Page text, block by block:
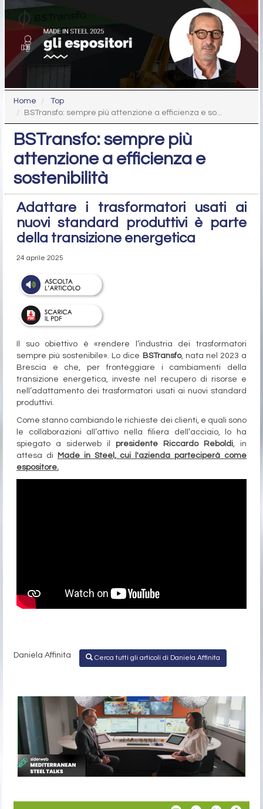
Home
Top
BSTransfo: sempre più attenzione a efficienza e so...
BSTransfo: sempre più
attenzione a efficienza e
sostenibilità
Adattare i trasformatori usati ai
nuovi standard produttivi è parte
della transizione energetica
24 aprile 2025
Il suo obiettivo è «rendere l’industria dei trasformatori
sempre più sostenibile». Lo dice BSTransfo, nata nel 2023 a
Brescia e che, per fronteggiare i cambiamenti della
transizione energetica, investe nel recupero di risorse e
nell’adattamento dei trasformatori usati ai nuovi standard
produttivi.
Come stanno cambiando le richieste dei clienti, e quali sono
le collaborazioni all’attivo nella filiera dell’acciaio, lo ha
spiegato a siderweb il presidente Riccardo Reboldi, in
attesa di
Made in Steel, cui l'azienda parteciperà come
espositore.
Daniela Affinita Cerca tutti gli articoli di Daniela Affinita